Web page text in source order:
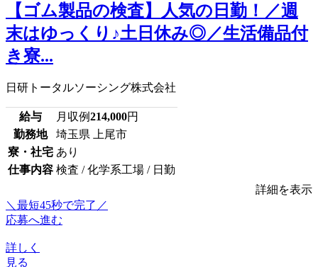
【ゴム製品の検査】人気の日勤！／週
末はゆっくり♪土日休み◎／生活備品付
き寮...
日研トータルソーシング株式会社
給与 月収例214,000円
勤務地
埼玉県 上尾市
寮・社宅 あり
仕事内容 検査 / 化学系工場 / 日勤
詳細を表示
＼最短45秒で完了／
応募へ進む
詳しく
見る